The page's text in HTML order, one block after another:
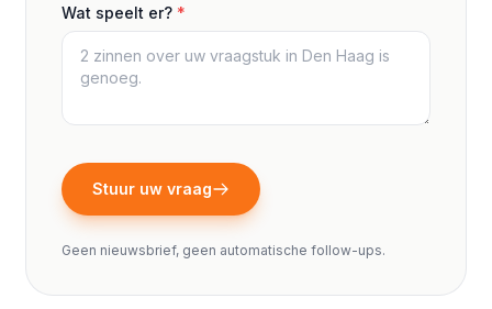
Wat speelt er? *
Stuur uw vraag
Geen nieuwsbrief, geen automatische follow-ups.